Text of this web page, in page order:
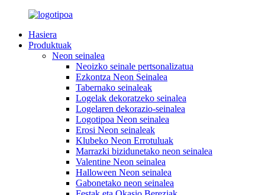
Hasiera
Produktuak
Neon seinalea
Neoizko seinale pertsonalizatua
Ezkontza Neon Seinalea
Tabernako seinaleak
Logelak dekoratzeko seinalea
Logelaren dekorazio-seinalea
Logotipoa Neon seinalea
Erosi Neon seinaleak
Klubeko Neon Errotuluak
Marrazki bizidunetako neon seinalea
Valentine Neon seinalea
Halloween Neon seinalea
Gabonetako neon seinalea